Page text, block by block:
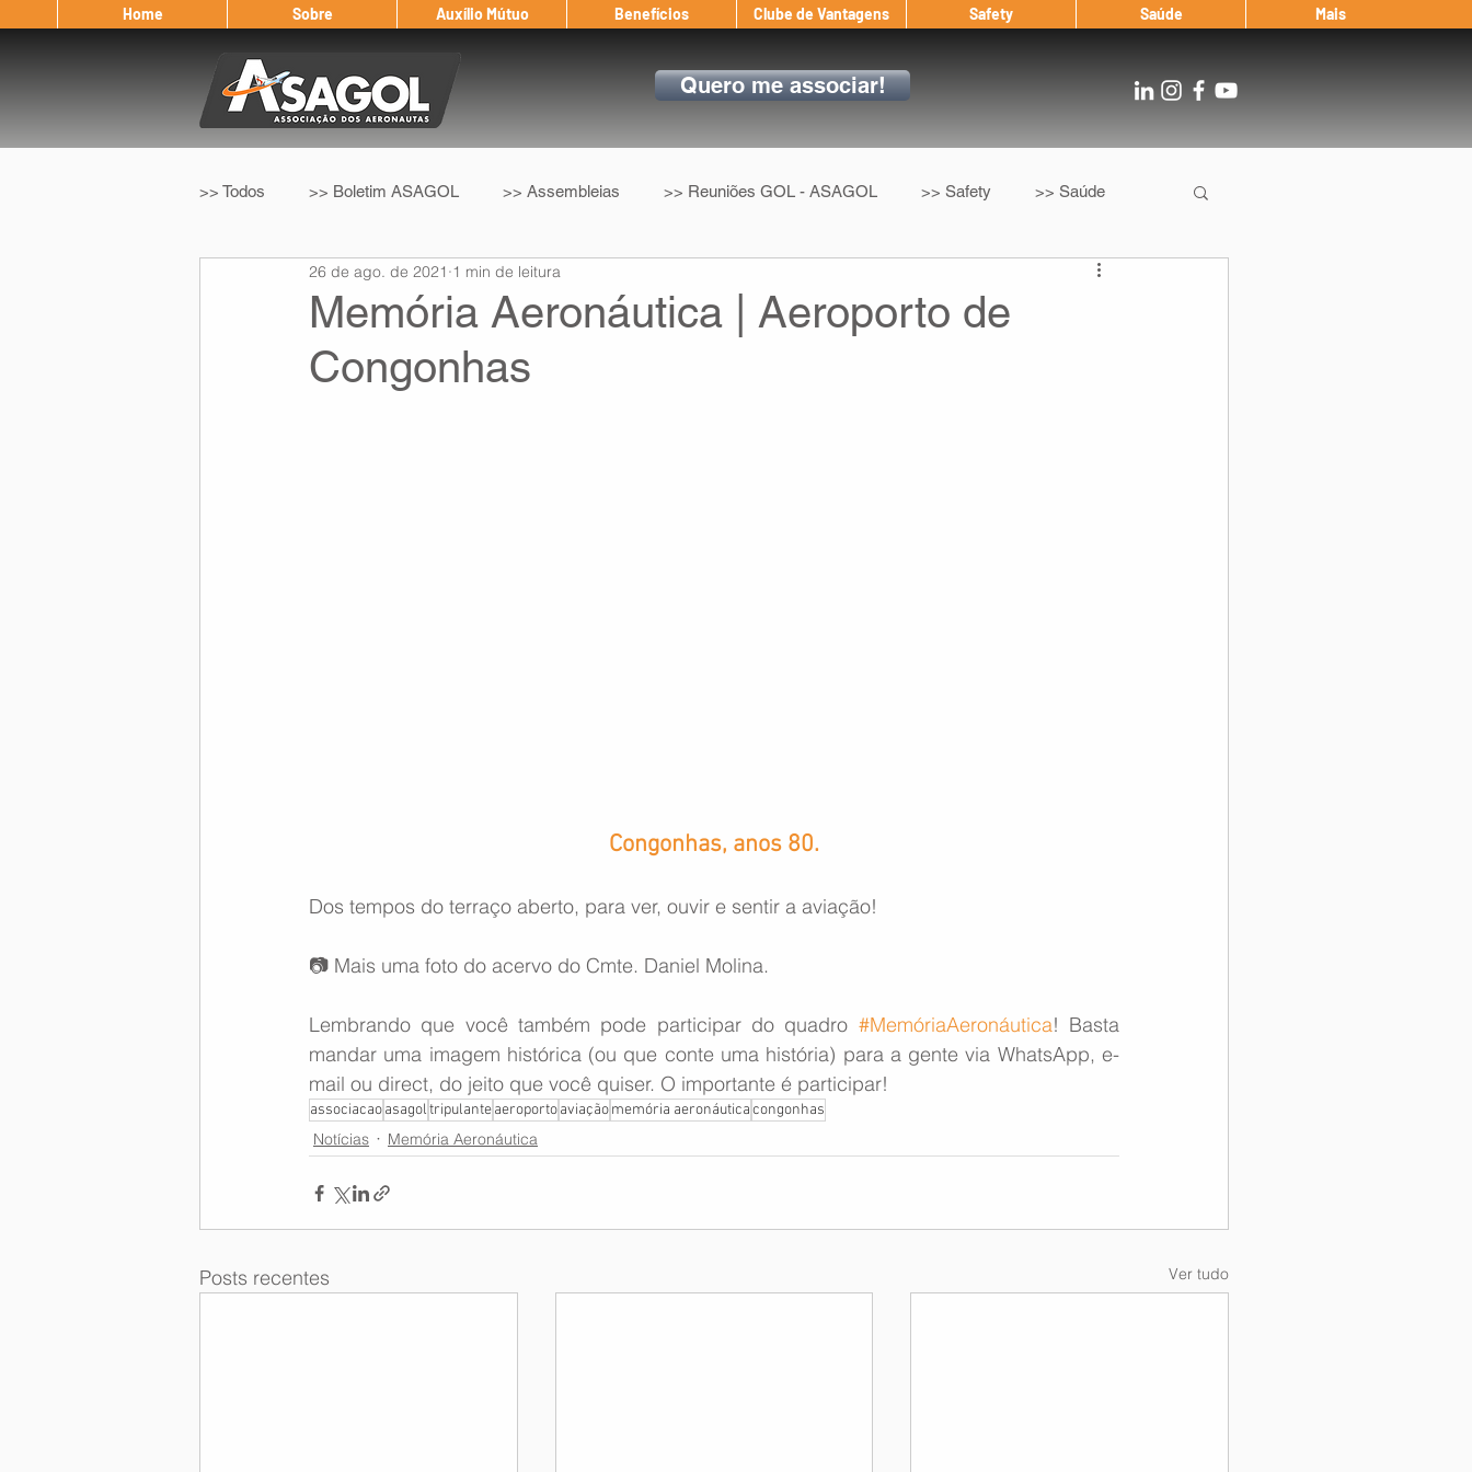
Home Sobre Auxílio Mútuo Benefícios Clube de Vantagens Safety Saúde Mais
Quero me associar!
>> Todos >> Boletim ASAGOL >> Assembleias >> Reuniões GOL - ASAGOL >> Safety >> Saúde
>> Legislação >> IFALPA >> Convenção Coletiva After Landing
Eleição ASAGOL Safety Window
Memória Aeronáutica | Aeroporto de
Congonhas
26 de ago. de 2021 1 min de leitura
Congonhas, anos 80.
Dos tempos do terraço aberto, para ver, ouvir e sentir a aviação!
📷 Mais uma foto do acervo do Cmte. Daniel Molina.
Lembrando que você também pode participar do quadro #MemóriaAeronáutica! Basta
mandar uma imagem histórica (ou que conte uma história) para a gente via WhatsApp, e-
mail ou direct, do jeito que você quiser. O importante é participar!
associacaoasagoltripulanteaeroportoaviaçãomemória aeronáuticacongonhas
Notícias Memória Aeronáutica
Posts recentes Ver tudo